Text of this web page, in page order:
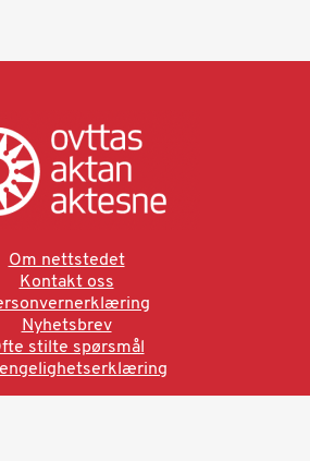
Om nettstedet
Kontakt oss
Nyhetsbrev
stilte spørsmål